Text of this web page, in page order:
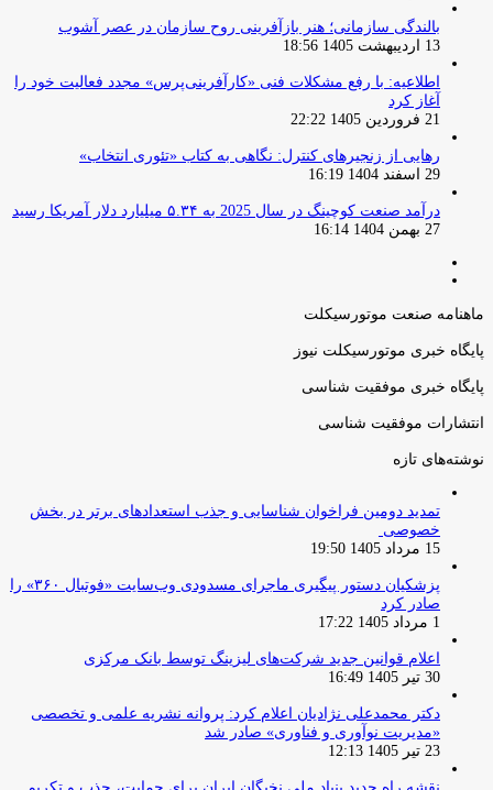
بالندگی سازمانی؛ هنر بازآفرینی روح سازمان در عصر آشوب
13 اردیبهشت 1405 18:56
اطلاعیه: با رفع مشکلات فنی «کارآفرینی‌پرس» مجدد فعالیت خود را
آغاز کرد
21 فروردین 1405 22:22
رهایی از زنجیرهای کنترل: نگاهی به کتاب «تئوری انتخاب»
29 اسفند 1404 16:19
درآمد صنعت کوچینگ در سال 2025 به ۵.۳۴ میلیارد دلار آمریکا رسید
27 بهمن 1404 16:14
ماهنامه صنعت موتورسیکلت
پایگاه خبری موتورسیکلت نیوز
پایگاه خبری موفقیت شناسی
انتشارات موفقیت شناسی
نوشته‌های تازه
تمدید دومین فراخوان شناسایی و جذب استعدادهای برتر در بخش
خصوصی
15 مرداد 1405 19:50
پزشکیان دستور پیگیری ماجرای مسدودی وب‌سایت «فوتبال ۳۶۰» را
صادر کرد
1 مرداد 1405 17:22
اعلام قوانین جدید شرکت‌های لیزینگ توسط بانک مرکزی
30 تیر 1405 16:49
دکتر محمدعلی نژادیان اعلام کرد: پروانه نشریه علمی و تخصصی
«مدیریت نوآوری و فناوری» صادر شد
23 تیر 1405 12:13